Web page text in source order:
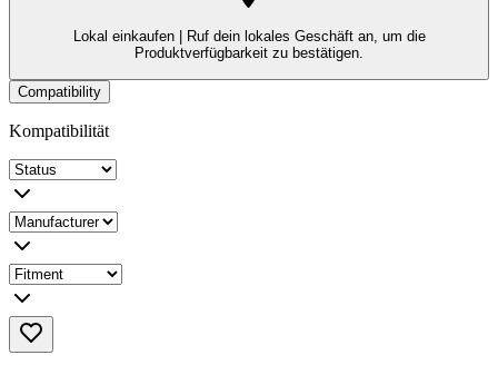
Lokal einkaufen |
Ruf dein lokales Geschäft an, um die
Produktverfügbarkeit zu bestätigen.
Compatibility
Kompatibilität